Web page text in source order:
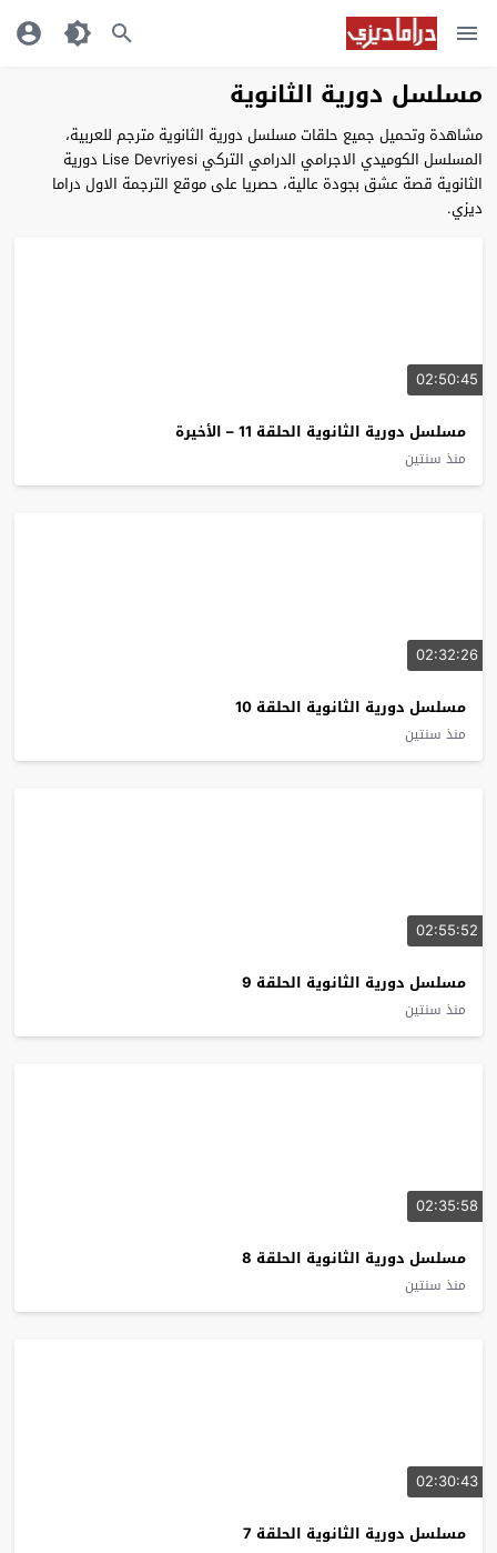
مسلسل دورية الثانوية
مشاهدة وتحميل جميع حلقات مسلسل دورية الثانوية مترجم للعربية،
المسلسل الكوميدي الاجرامي الدرامي التركي Lise Devriyesi دورية
الثانوية قصة عشق بجودة عالية، حصريا على موقع الترجمة الاول دراما
ديزي.
02:50:45
مسلسل دورية الثانوية الحلقة 11 – الأخيرة
منذ سنتين
02:32:26
مسلسل دورية الثانوية الحلقة 10
منذ سنتين
02:55:52
مسلسل دورية الثانوية الحلقة 9
منذ سنتين
02:35:58
مسلسل دورية الثانوية الحلقة 8
منذ سنتين
02:30:43
مسلسل دورية الثانوية الحلقة 7